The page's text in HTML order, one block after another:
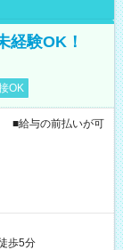
経験OK！
OK
■給与の前払いが可
歩5分